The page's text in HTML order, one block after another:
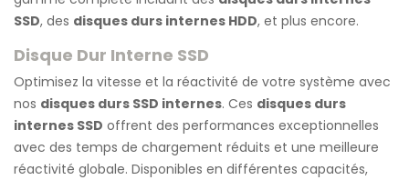
SSD, des disques durs internes HDD, et plus encore.
Disque Dur Interne SSD
Optimisez la vitesse et la réactivité de votre système avec
nos disques durs SSD internes. Ces disques durs
internes SSD offrent des performances exceptionnelles
avec des temps de chargement réduits et une meilleure
réactivité globale. Disponibles en différentes capacités,